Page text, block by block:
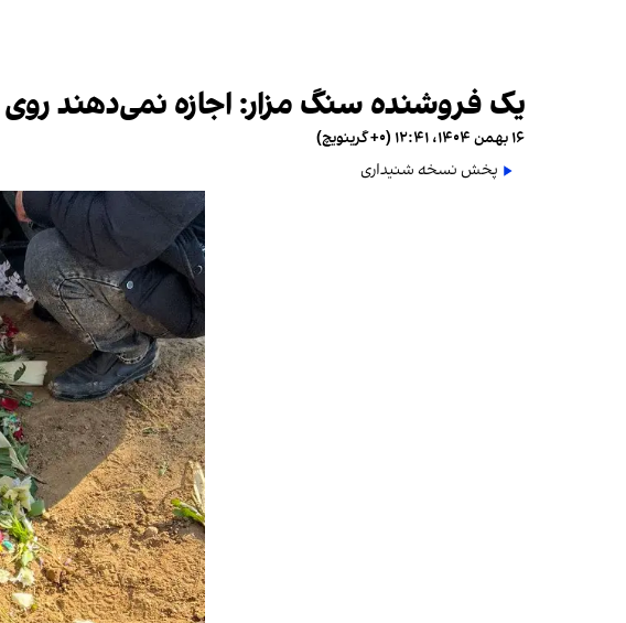
یک فروشنده سنگ مزار: اجازه نمی‌دهند
۱۶ بهمن ۱۴۰۴، ۱۲:۴۱ (‎+۰ گرینویچ)
پخش نسخه شنیداری